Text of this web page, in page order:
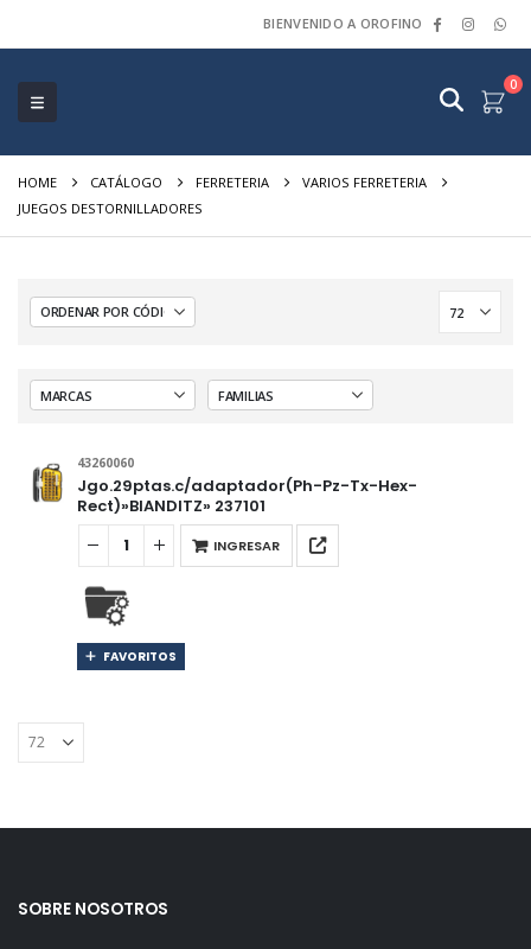
BIENVENIDO A OROFINO
0
HOME CATÁLOGO FERRETERIA
VARIOS FERRETERIA
JUEGOS DESTORNILLADORES
43260060
Jgo.29ptas.c/adaptador(Ph-Pz-Tx-Hex-
Rect)»BIANDITZ» 237101
INGRESAR
FAVORITOS
SOBRE NOSOTROS